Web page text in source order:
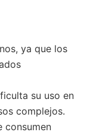
ya que los
su uso en
complejos.
consumen